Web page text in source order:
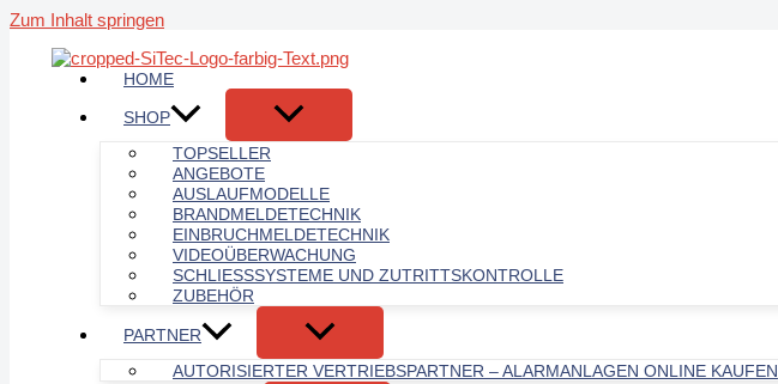
Zum Inhalt springen
HOME
SHOP
TOPSELLER
ANGEBOTE
AUSLAUFMODELLE
BRANDMELDETECHNIK
EINBRUCHMELDETECHNIK
VIDEOÜBERWACHUNG
SCHLIESSSYSTEME UND ZUTRITTSKONTROLLE
ZUBEHÖR
PARTNER
AUTORISIERTER VERTRIEBSPARTNER – ALARMANLAGEN ONLINE KAUFEN